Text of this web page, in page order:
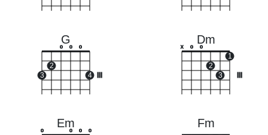
G
3
2
o o o
4
Dm
x o o
2
3
1
Em
o o o o
Fm